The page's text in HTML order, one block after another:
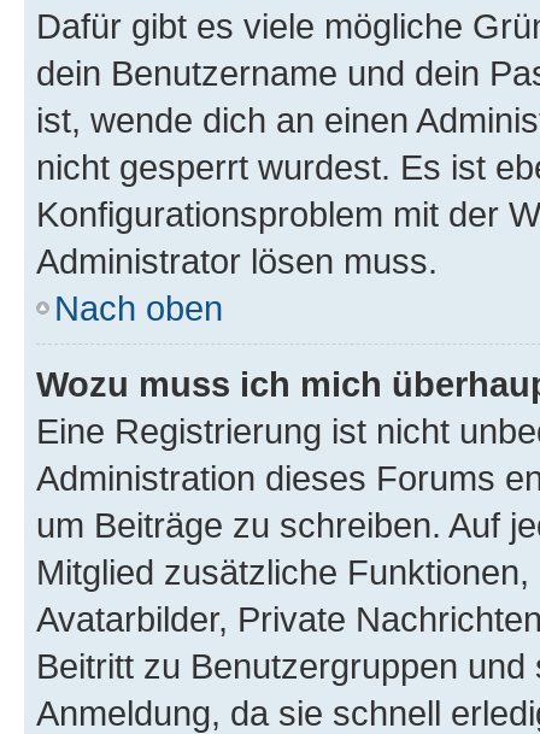
Dafür gibt es viele mögliche
dein Benutzername und dein
ist, wende dich an einen
nicht gesperrt wurdest. Es ist
Konfigurationsproblem mit der
Administrator lösen muss.
Nach oben
Wozu muss ich mich
Eine Registrierung ist nicht
Administration dieses Forums
um Beiträge zu schreiben. Auf
Mitglied zusätzliche
Avatarbilder, Private
Beitritt zu Benutzergruppen
Anmeldung, da sie schnell